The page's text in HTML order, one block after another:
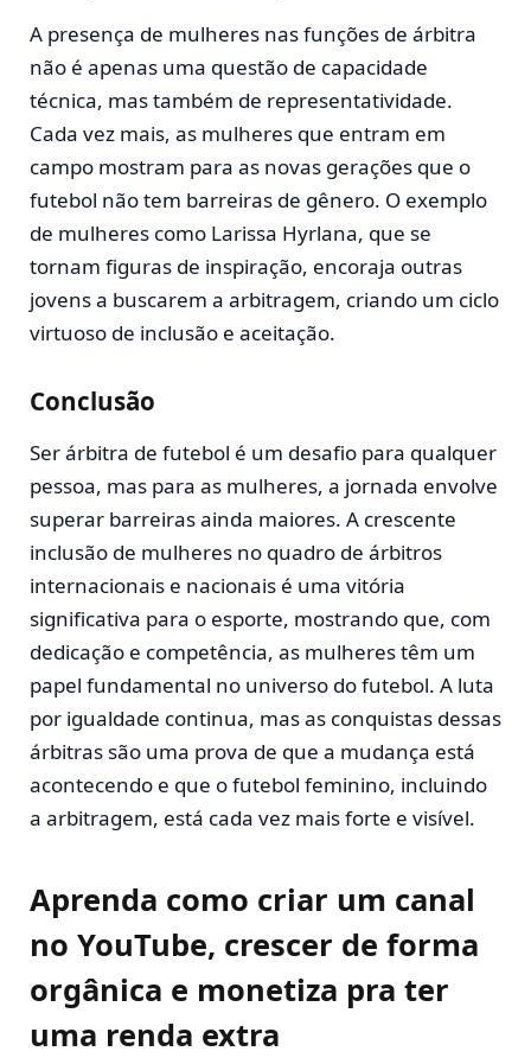
A presença de mulheres nas funções de árbitra
não é apenas uma questão de capacidade
técnica, mas também de representatividade.
Cada vez mais, as mulheres que entram em
campo mostram para as novas gerações que o
futebol não tem barreiras de gênero. O exemplo
de mulheres como Larissa Hyrlana, que se
tornam figuras de inspiração, encoraja outras
jovens a buscarem a arbitragem, criando um ciclo
virtuoso de inclusão e aceitação.
Conclusão
Ser árbitra de futebol é um desafio para qualquer
pessoa, mas para as mulheres, a jornada envolve
superar barreiras ainda maiores. A crescente
inclusão de mulheres no quadro de árbitros
internacionais e nacionais é uma vitória
significativa para o esporte, mostrando que, com
dedicação e competência, as mulheres têm um
papel fundamental no universo do futebol. A luta
por igualdade continua, mas as conquistas dessas
árbitras são uma prova de que a mudança está
acontecendo e que o futebol feminino, incluindo
a arbitragem, está cada vez mais forte e visível.
Aprenda como criar um canal
no YouTube, crescer de forma
orgânica e monetiza pra ter
uma renda extra